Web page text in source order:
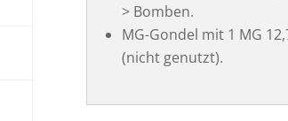
> Bomben.
MG-Gondel mit 1 MG
(nicht genutzt).